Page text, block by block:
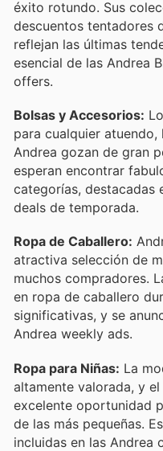
éxito rotundo. Sus
descuentos tentadores
reflejan las últimas
esencial de las Andrea
offers.
Bolsas y Accesorios:
para cualquier
Andrea gozan de gran
esperan encontrar
categorías, destacadas
deals de temporada.
Ropa de Caballero:
atractiva selección de
muchos compradores.
en ropa de caballero
significativas, y se
Andrea weekly ads.
Ropa para Niñas: La
altamente valorada, y
excelente oportunidad
de las más pequeñas.
incluidas en las Andrea